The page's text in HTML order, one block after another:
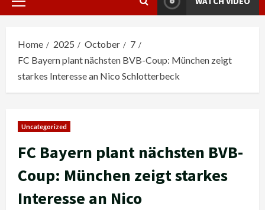
Primary
Home 2025 October
7
FC Bayern plant nächsten BVB-Coup: München zeigt
starkes Interesse an Nico Schlotterbeck
Uncategorized
FC Bayern plant nächsten BVB-
Coup: München zeigt starkes
Interesse an Nico